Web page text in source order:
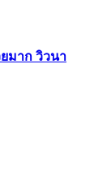
มาก วิวนา